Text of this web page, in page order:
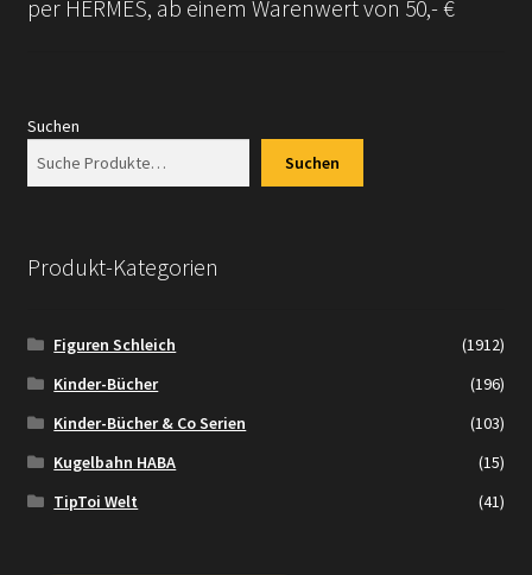
per HERMES, ab einem Warenwert von 50,- €
Suchen
Suchen
Produkt-Kategorien
Figuren Schleich
(1912)
Kinder-Bücher
(196)
Kinder-Bücher & Co Serien
(103)
Kugelbahn HABA
(15)
TipToi Welt
(41)